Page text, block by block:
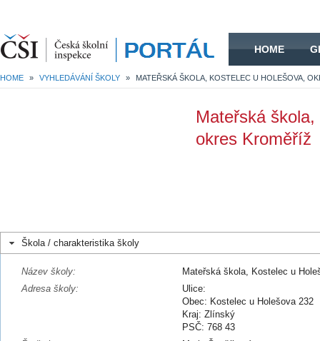
HOME
HOME » VYHLEDÁVÁNÍ ŠKOLY »
Mateřská
okres Kroměříž
Škola / charakteristika školy
Název školy:
Mateřská škola, Kostelec u
Adresa školy:
Ulice:
Obec: Kostelec u Holešova 232
Kraj: Zlínský
PSČ: 768 43